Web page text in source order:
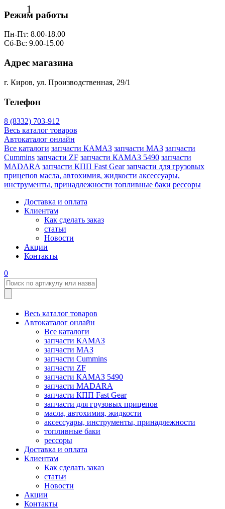
Режим работы
Пн-Пт: 8.00-18.00
Сб-Вс: 9.00-15.00
Адрес магазина
г. Киров, ул. Производственная, 29/1
Телефон
8 (8332) 703-912
Весь каталог товаров
Автокаталог онлайн
Все каталоги запчасти КАМАЗ запчасти МАЗ запчасти
Cummins запчасти ZF запчасти КАМАЗ 5490 запчасти
MADARA запчасти КПП Fast Gear запчасти для грузовых
прицепов масла, автохимия, жидкости аксессуары,
инструменты, принадлежности топливные баки рессоры
Доставка и оплата
Клиентам
Как сделать заказ
статьи
Новости
Акции
Контакты
0
Весь каталог товаров
Автокаталог онлайн
Все каталоги
запчасти КАМАЗ
запчасти МАЗ
запчасти Cummins
запчасти ZF
запчасти КАМАЗ 5490
запчасти MADARA
запчасти КПП Fast Gear
запчасти для грузовых прицепов
масла, автохимия, жидкости
аксессуары, инструменты, принадлежности
топливные баки
рессоры
Доставка и оплата
Клиентам
Как сделать заказ
статьи
Новости
Акции
Контакты
1